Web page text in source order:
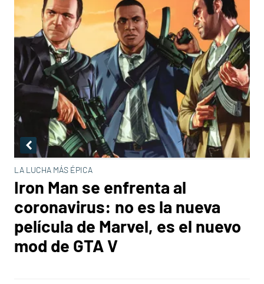
LA LUCHA MÁS ÉPICA
Iron Man se enfrenta al
coronavirus: no es la nueva
película de Marvel, es el nuevo
mod de GTA V